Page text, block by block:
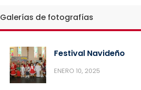
Galerías de fotografías
Festival Navideño
ENERO 10, 2025